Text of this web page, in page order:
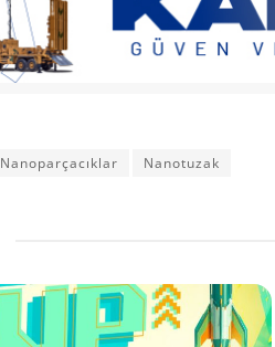
Nanoparçacıklar Nanotuzak